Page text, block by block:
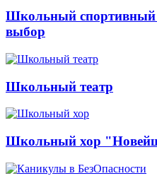
Школьный спортивный
выбор
Школьный театр
Школьный хор